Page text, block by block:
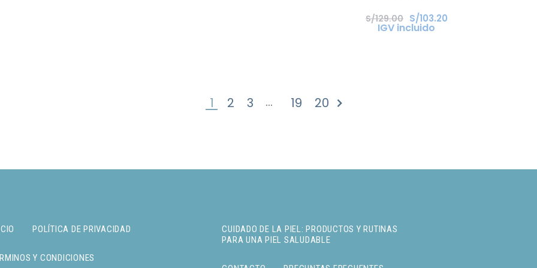
S/129.00 S/103.20
IGV incluido
1 2 3 … 19 20
SIGUIENTE »
POLÍTICA DE PRIVACIDAD
Y CONDICIONES
CUIDADO DE LA PIEL: PRODUCTOS Y RUTINAS
PARA UNA PIEL SALUDABLE